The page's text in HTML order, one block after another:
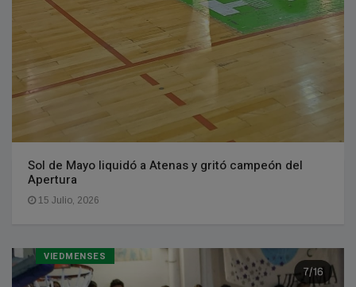
Sol de Mayo liquidó a Atenas y gritó campeón del
Apertura
15 Julio, 2026
VIEDMENSES